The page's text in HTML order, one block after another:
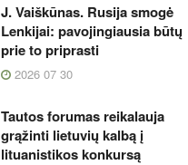
J. Vaiškūnas. Rusija smogė
Lenkijai: pavojingiausia būtų
prie to priprasti
2026 07 30
Tautos forumas reikalauja
grąžinti lietuvių kalbą į
lituanistikos konkursą